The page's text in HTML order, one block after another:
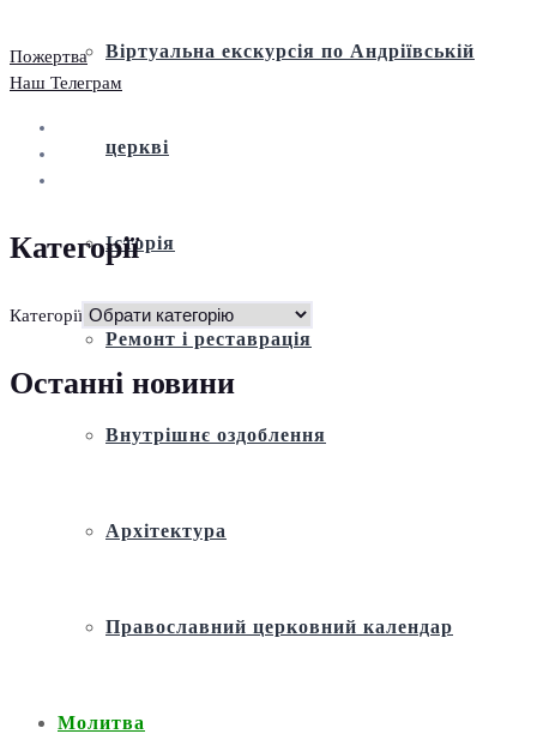
Віртуальна екскурсія по Андріївській
церкві
Історія
Ремонт і реставрація
Внутрішнє оздоблення
Архітектура
Православний церковний календар
Молитва
Пожертва
Наш Телеграм
Категорії
Категорії
Останні новини